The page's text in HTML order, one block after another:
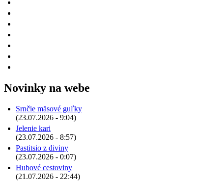
Novinky na webe
Srnčie mäsové guľky
(23.07.2026 - 9:04)
Jelenie kari
(23.07.2026 - 8:57)
Pastitsio z diviny
(23.07.2026 - 0:07)
Hubové cestoviny
(21.07.2026 - 22:44)